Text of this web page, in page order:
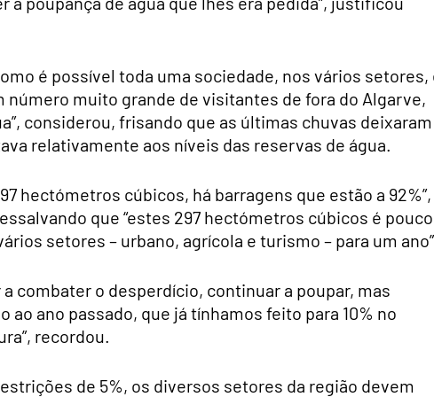
é possível toda uma sociedade, nos vários setores,
muito grande de visitantes de fora do Algarve,
considerou, frisando que as últimas chuvas deixaram
relativamente aos níveis das reservas de água.
hectómetros cúbicos, há barragens que estão a 92%”,
que “estes 297 hectómetros cúbicos é pouco
setores – urbano, agrícola e turismo – para um ano”.
combater o desperdício, continuar a poupar, mas
ano passado, que já tínhamos feito para 10% no
recordou.
de 5%, os diversos setores da região devem